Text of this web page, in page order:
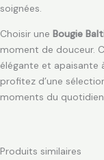
soignées.
Choisir une Bougie
moment de douceur.
élégante et apaisante
profitez d’une
moments du
Produits similaires